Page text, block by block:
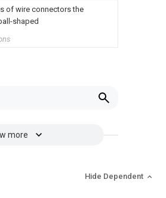
of wire connectors the
shaped
more
Hide Dependent